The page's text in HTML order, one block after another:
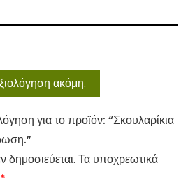
ακόμη.
για το προϊόν: “Σκουλαρίκια
δημοσιεύεται. Τα υποχρεωτικά
*